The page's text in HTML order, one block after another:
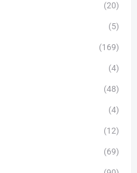
(20)
(5)
(169)
(4)
(48)
(4)
(12)
(69)